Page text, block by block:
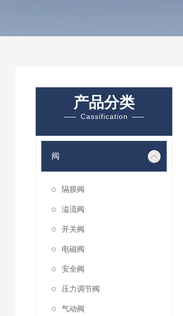
产品分类
Cassification
阀
隔膜阀
溢流阀
开关阀
电磁阀
安全阀
压力调节阀
气动阀